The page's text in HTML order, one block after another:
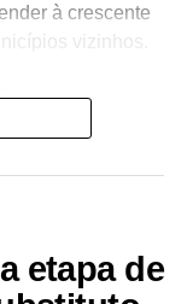
à crescente
vizinhos.
checkouts
além de um
as compras.
baiano e
do interior. A
etapa de